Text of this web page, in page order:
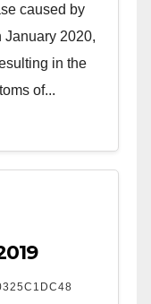
caused by
January 2020,
in the
of...